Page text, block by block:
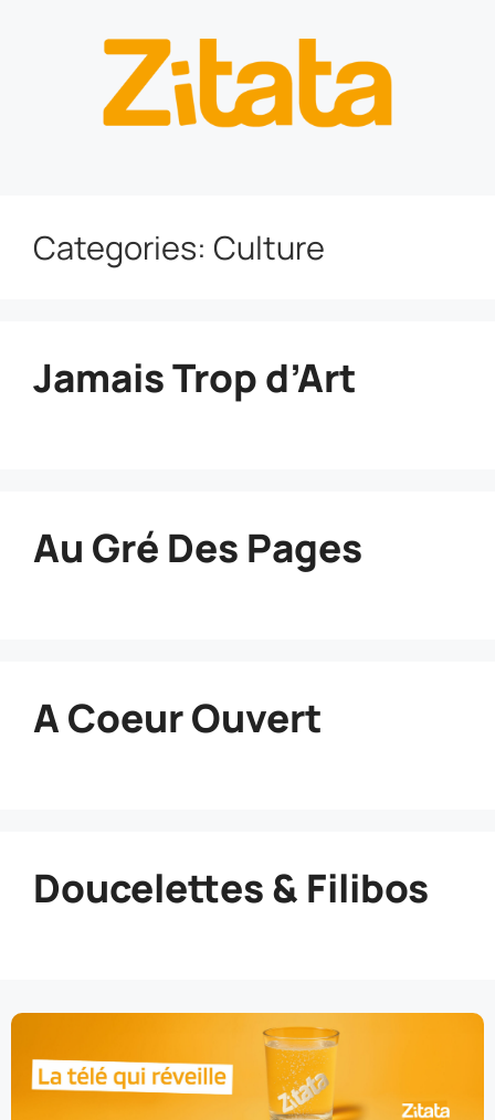
Categories: Culture
Jamais Trop d’Art
Au Gré Des Pages
A Coeur Ouvert
Doucelettes & Filibos